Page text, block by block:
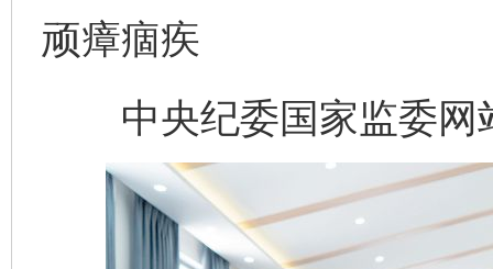
顽瘴痼疾
中央纪委国家监委网